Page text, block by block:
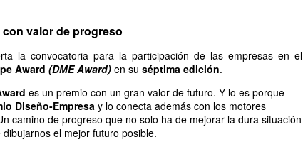
valor de progreso
la convocatoria para la participación de las empresas en el
Award (DME Award) en su séptima edición.
es un premio con un gran valor de futuro. Y lo es porque
Diseño-Empresa y lo conecta además con los motores
camino de progreso que no solo ha de mejorar la dura situación
el mejor futuro posible.